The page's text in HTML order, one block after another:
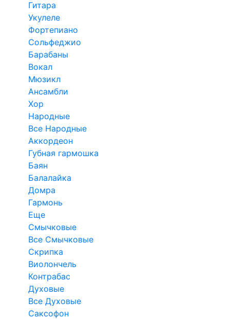
Гитара
Укулеле
Фортепиано
Сольфеджио
Барабаны
Вокал
Мюзикл
Ансамбли
Хор
Народные
Все Народные
Аккордеон
Губная гармошка
Баян
Балалайка
Домра
Гармонь
Еще
Смычковые
Все Смычковые
Скрипка
Виолончель
Контрабас
Духовые
Все Духовые
Саксофон